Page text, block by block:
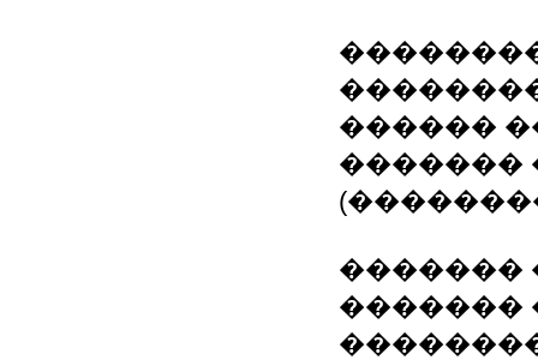
������
�������
�������
�������